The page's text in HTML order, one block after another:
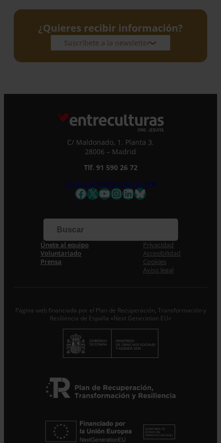
¿Quieres recibir información?
Suscríbete a la newsletter
y los correos puntuales en los que te
ofrecemos información, no dejes de completar
este formulario. Al instante, te daremos de
alta en nuestra base de datos y podrás estar
al tanto de todas las novedades.
Correo electrónico *
Acepto laPolítica de Privacidad*
Desde ENTRECULTURAS FE Y ALEGRÍA ESPAÑA
trataremos los datos aportados en calidad de
Responsable del tratamiento con la finalidad de…Seguir
C/ Maldonado, 1. Planta 3.
28006 – Madrid
Tlf. 91 590 26 72
noticias@entreculturas.org
Facebook
X YouTube
Instagram
LinkedIn
Bluesky
Únete al equipo
Voluntariado
Prensa
Privacidad
Accesibilidad
Cookies
Aviso legal
Página web financiada por el Plan de Recuperación, Transformación y
Resiliencia de España «Next Generation EU»